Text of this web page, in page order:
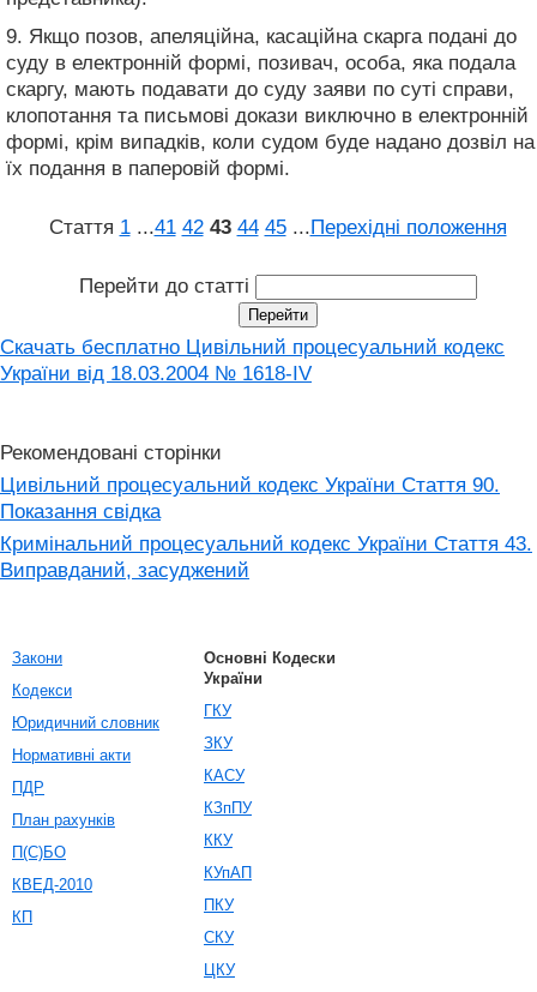
9. Якщо позов, апеляційна, касаційна скарга подані до
суду в електронній формі, позивач, особа, яка подала
скаргу, мають подавати до суду заяви по суті справи,
клопотання та письмові докази виключно в електронній
формі, крім випадків, коли судом буде надано дозвіл на
їх подання в паперовій формі.
Стаття 1 ...41 42 43 44 45 ...Перехідні положення
Перейти до статті
Скачать бесплатно Цивільний процесуальний кодекс
України від 18.03.2004 № 1618-IV
Рекомендовані сторінки
Цивільний процесуальний кодекс України Стаття 90.
Показання свідка
Кримінальний процесуальний кодекс України Стаття 43.
Виправданий, засуджений
Закони
Кодекси
Юридичний словник
Нормативні акти
ПДР
План рахунків
П(С)БО
КВЕД-2010
КП
Основні Кодески
України
ГКУ
ЗКУ
КАСУ
КЗпПУ
ККУ
КУпАП
ПКУ
СКУ
ЦКУ